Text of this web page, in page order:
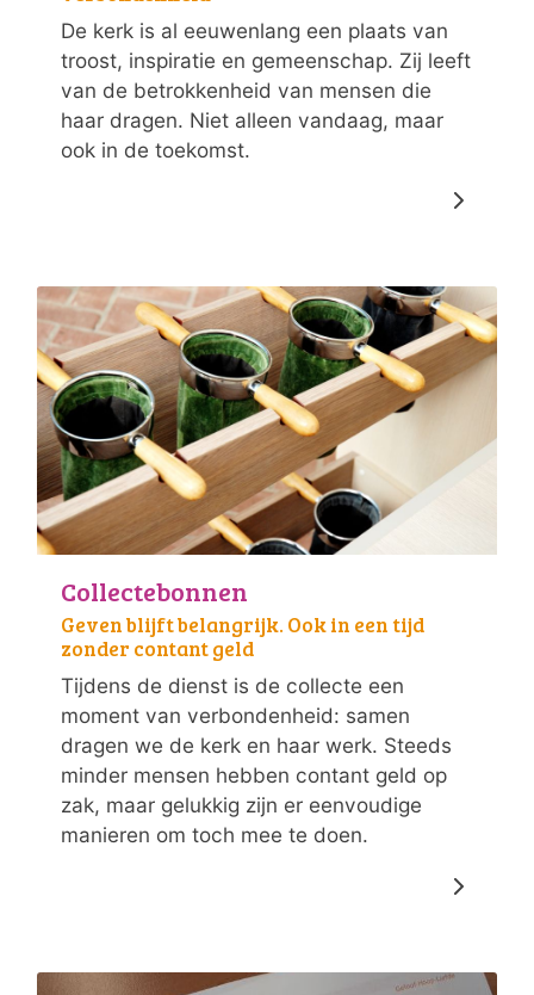
De kerk is al eeuwenlang een plaats van
troost, inspiratie en gemeenschap. Zij leeft
van de betrokkenheid van mensen die
haar dragen. Niet alleen vandaag, maar
ook in de toekomst.
Collectebonnen
Geven blijft belangrijk. Ook in een tijd
zonder contant geld
Tijdens de dienst is de collecte een
moment van verbondenheid: samen
dragen we de kerk en haar werk. Steeds
minder mensen hebben contant geld op
zak, maar gelukkig zijn er eenvoudige
manieren om toch mee te doen.